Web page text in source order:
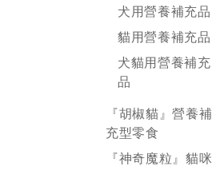
犬用營養補充品
貓用營養補充品
犬貓用營養補充
品
『胡椒貓』營養補
充型零食
『神奇魔粒』貓咪